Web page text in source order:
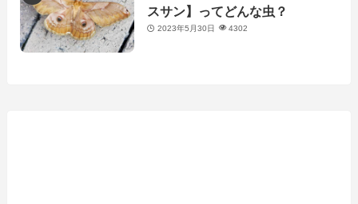
スサン】ってどんな虫？
2023年5月30日 4302